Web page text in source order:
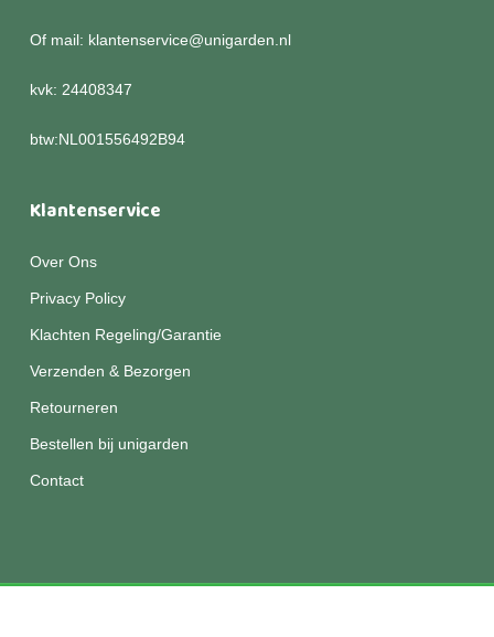
Of mail: klantenservice@unigarden.nl
kvk: 24408347
btw:NL001556492B94
Klantenservice
Over Ons
Privacy Policy
Klachten Regeling/Garantie
Verzenden & Bezorgen
Retourneren
Bestellen bij unigarden
Contact